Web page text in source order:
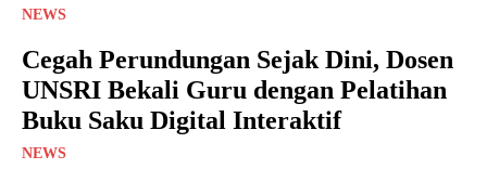
NEWS
Cegah Perundungan Sejak Dini, Dosen
UNSRI Bekali Guru dengan Pelatihan
Buku Saku Digital Interaktif
NEWS